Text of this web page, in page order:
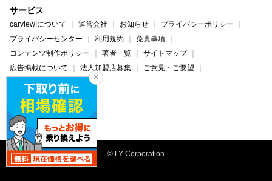
サービス
carview!について 運営会社 お知らせ
プライバシーポリシー
プライバシーセンター
利用規約
免責事項
コンテンツ制作ポリシー
著者一覧
サイトマップ
広告掲載について
法人加盟店募集
ご意見・ご要望
ヘルプ・お問い合わせ
carview! Yahoo! JAPAN
© LY Corporation